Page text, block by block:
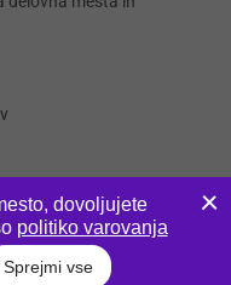
dovoljujete
politiko varovanja
Sprejmi vse